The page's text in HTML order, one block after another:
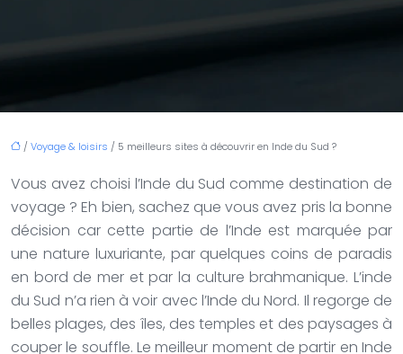
/Voyage & loisirs / 5 meilleurs sites à découvrir en Inde du Sud ?
Vous avez choisi l’Inde du Sud comme destination de
voyage ? Eh bien, sachez que vous avez pris la bonne
décision car cette partie de l’Inde est marquée par
une nature luxuriante, par quelques coins de paradis
en bord de mer et par la culture brahmanique. L’inde
du Sud n’a rien à voir avec l’Inde du Nord. Il regorge de
belles plages, des îles, des temples et des paysages à
couper le souffle. Le meilleur moment de partir en Inde